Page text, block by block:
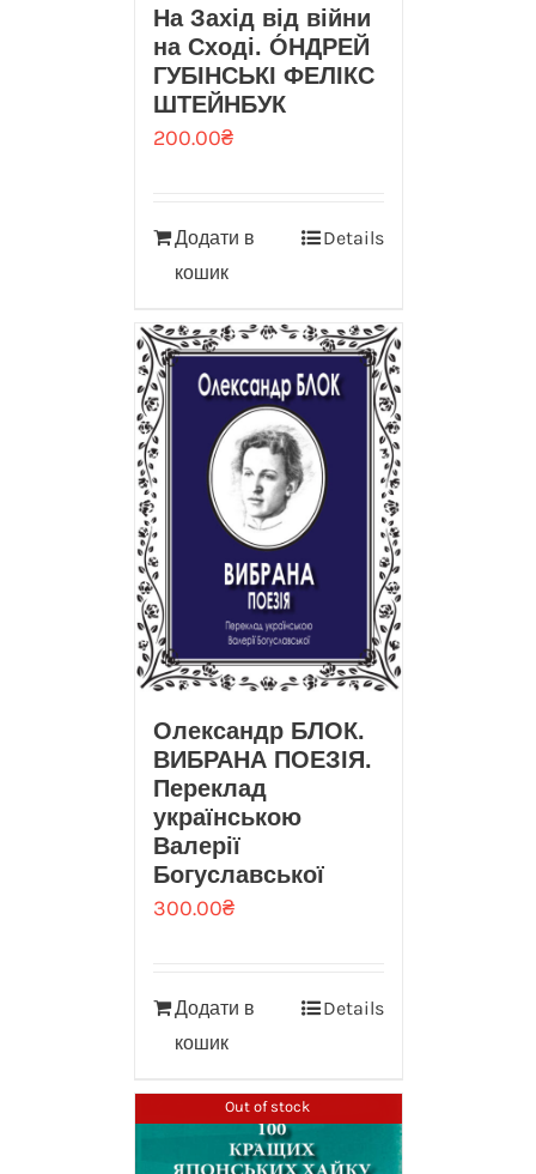
На Захід від війни
на Сході. О́НДРЕЙ
ГУБІНСЬКІ ФЕЛІКС
ШТЕЙНБУК
200.00₴
Додати в
кошик
Details
Олександр БЛОК.
ВИБРАНА ПОЕЗІЯ.
Переклад
українською
Валерії
Богуславської
300.00₴
Додати в
кошик
Details
Out of stock